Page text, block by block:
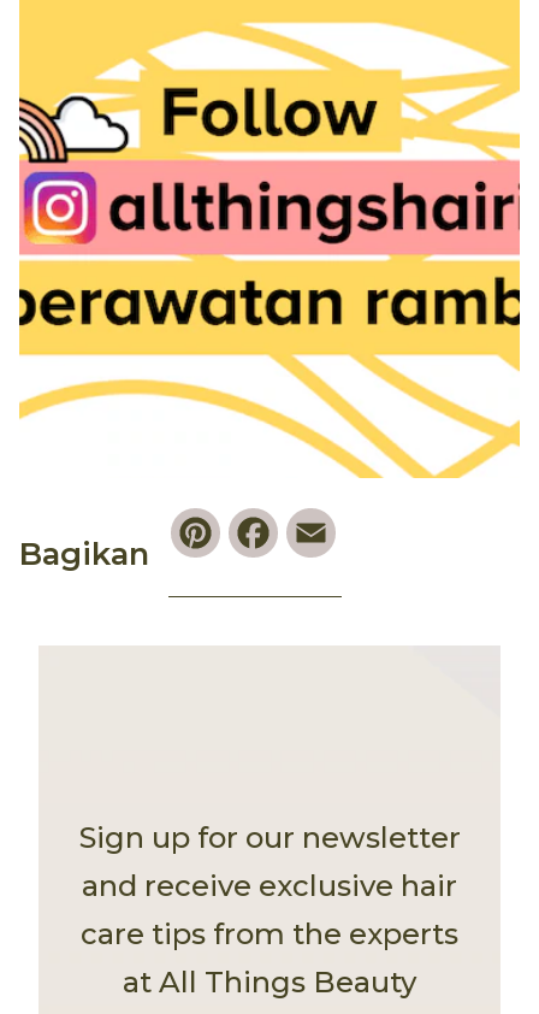
Bagikan
PinterestFacebook
Sign up for our newsletter
and receive exclusive hair
care tips from the experts
at All Things Beauty